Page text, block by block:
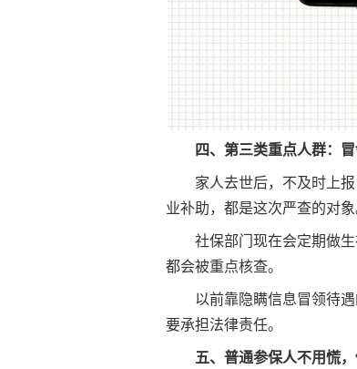
四、第三类重点人群：
家人去世后，不及时上
业补助，都是这次严查的对象
社保部门现在会定期做
都会被重点核查。
以前靠隐瞒信息冒领待
要承担法律责任。
五、普通参保人不用慌